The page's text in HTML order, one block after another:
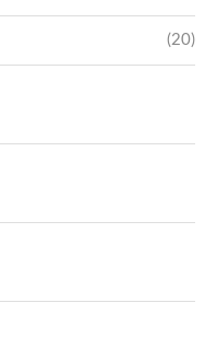
(20)